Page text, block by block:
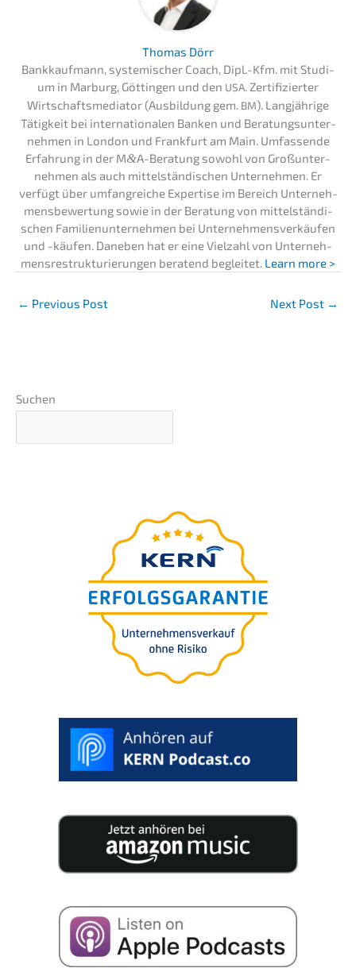
Thomas Dörr
Bankkauf­mann, syste­mi­scher Coach, Dipl.-Kfm. mit Studi­
um in Marburg, Göttin­gen und den USA. Zerti­fi­zier­ter
Wirtschafts­me­dia­tor (Ausbil­dung gem. BM). Langjäh­ri­ge
Tätig­keit bei inter­na­tio­na­len Banken und Beratungs­un­ter­
neh­men in London und Frank­furt am Main. Umfas­sen­de
Erfah­rung in der M&A-Beratung sowohl von Großun­ter­
neh­men als auch mittel­stän­di­schen Unter­neh­men. Er
verfügt über umfang­rei­che Exper­ti­se im Bereich Unter­neh­
mens­be­wer­tung sowie in der Beratung von mittel­stän­di­
schen Famili­en­un­ter­neh­men bei Unter­neh­mens­ver­käu­fen
und -käufen. Daneben hat er eine Vielzahl von Unter­neh­
mens­re­struk­tu­rie­run­gen beratend beglei­tet. Learn more >
← Previous Post Next Post →
Suchen
webinar–präsen­tiert von Nils
Koerber
Die 7 teuers­ten Fehler bei
der Unter­neh­mens-bewer­
tung für Käufer oder
Verkäufer
SELECT DESIRED DATE